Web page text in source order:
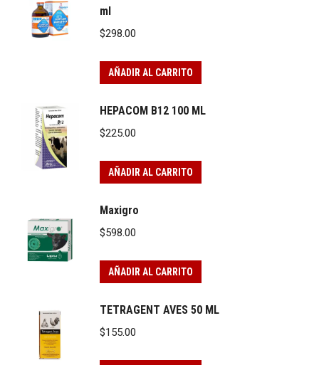
ml
$298.00
AÑADIR AL CARRITO
HEPACOM B12 100 ML
$225.00
AÑADIR AL CARRITO
Maxigro
$598.00
AÑADIR AL CARRITO
TETRAGENT AVES 50 ML
$155.00